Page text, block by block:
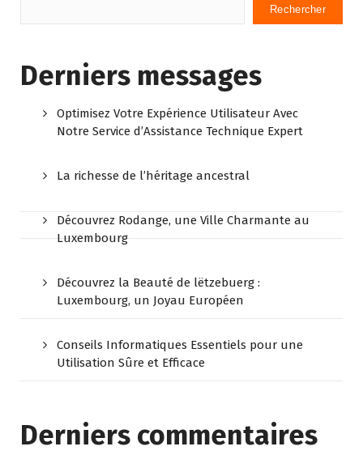
Rechercher
Derniers messages
Optimisez Votre Expérience Utilisateur Avec
Notre Service d’Assistance Technique Expert
La richesse de l’héritage ancestral
Découvrez Rodange, une Ville Charmante au
Luxembourg
Découvrez la Beauté de lëtzebuerg :
Luxembourg, un Joyau Européen
Conseils Informatiques Essentiels pour une
Utilisation Sûre et Efficace
Derniers commentaires